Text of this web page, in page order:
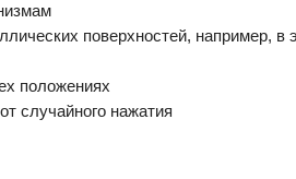
поверхностей, например, в
положениях
случайного нажатия